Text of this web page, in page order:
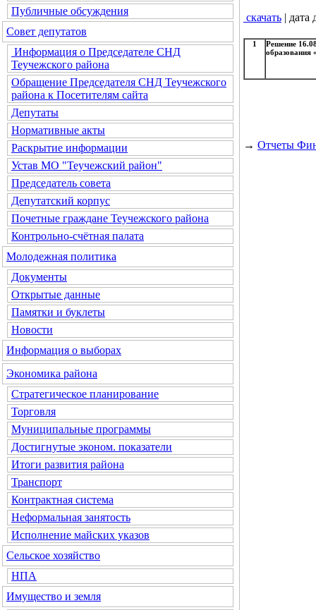
Публичные обсуждения
Совет депутатов
Информация о Председателе СНД
Теучежского района
Обращение Председателя СНД Теучежского
района к Посетителям сайта
Депутаты
Нормативные акты
Раскрытие информации
Устав МО "Теучежский район"
Председатель совета
Депутатский корпус
Почетные граждане Теучежского района
Контрольно-счётная палата
Молодежная политика
Документы
Открытые данные
Памятки и буклеты
Новости
Информация о выборах
Экономика района
Стратегическое планирование
Торговля
Муниципальные программы
Достигнутые эконом. показатели
Итоги развития района
Транспорт
Контрактная система
Неформальная занятость
Исполнение майских указов
Сельское хозяйство
НПА
Имущество и земля
скачать | дата
1
Решение
образования
→ Отчеты